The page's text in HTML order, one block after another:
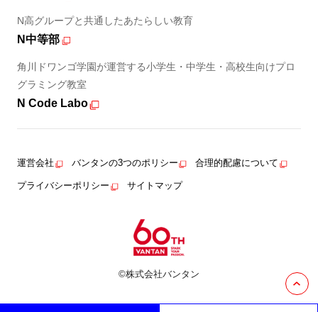
N高グループと共通したあたらしい教育
N中等部
角川ドワンゴ学園が運営する小学生・中学生・高校生向けプロ
グラミング教室
N Code Labo
運営会社 バンタンの3つのポリシー 合理的配慮について
プライバシーポリシー サイトマップ
©株式会社バンタン